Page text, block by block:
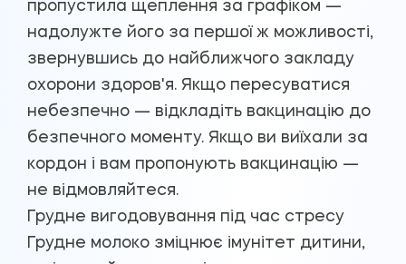
пропустила щеплення за графіком —
надолужте його за першої ж можливості,
звернувшись до найближчого закладу
охорони здоров'я. Якщо пересуватися
небезпечно — відкладіть вакцинацію до
безпечного моменту. Якщо ви виїхали за
кордон і вам пропонують вакцинацію —
не відмовляйтеся.
Грудне вигодовування під час стресу
Грудне молоко зміцнює імунітет дитини,